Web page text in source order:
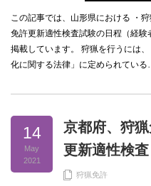
この記事では、山形県における ・
免許更新適性検査試験の日程（経
掲載しています。 狩猟を行うには
化に関する法律」に定められている…
14
May
2021
京都府、狩
更新適性検
狩猟免許